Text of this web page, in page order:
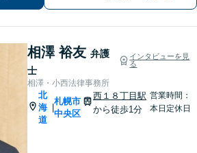
相澤 裕友 弁護
士
インタビューを見
る
相澤・小西法律事務所
北
海
道
札幌市
中央区
西１８丁目駅
から徒歩1分
営業時間：
本日定休日